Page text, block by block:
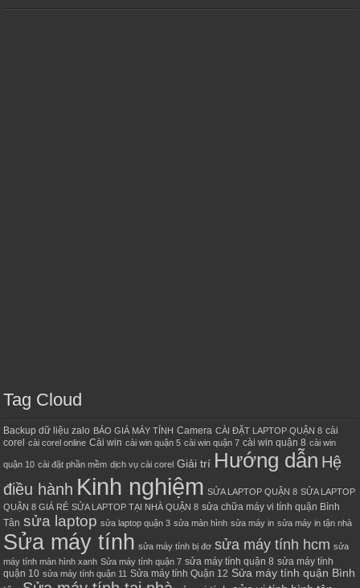
Tag Cloud
Backup dữ liệu zalo BÁO GIÁ MÁY TÍNH Camera CÀI ĐẶT LAPTOP QUẬN 8 cài
corel cài corel online Cài win cài win quận 5 cài win quận 7 cài win quận 8 cài win
quận 10 cài đặt phần mềm dịch vụ cài corel Giải trí Hướng dẫn Hệ
điều hành Kinh nghiệm SỬA LAPTOP QUẬN 8 SỬA LAPTOP
QUẬN 8 GIÁ RẺ SỬA LAPTOP TẠI NHÀ QUẬN 8 sửa chữa máy vi tính quận Bình
Tân sửa laptop sửa laptop quận 3 sửa màn hình sửa máy in sửa máy in tận nhà
Sửa máy tính sửa máy tính bị đơ sửa máy tính hcm sửa
máy tính màn hình xanh Sửa máy tính quận 7 sửa máy tính quận 8 sửa máy tính
quận 10 sửa máy tính quận 11 Sửa máy tính Quận 12 Sửa máy tính quận Bình